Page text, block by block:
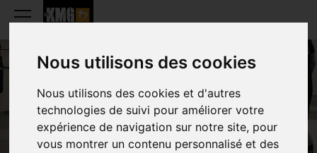
Nous utilisons des cookies
Nous utilisons des cookies et d'autres
technologies de suivi pour améliorer votre
expérience de navigation sur notre site, pour
vous montrer un contenu personnalisé et des
EDDY LEMMERS